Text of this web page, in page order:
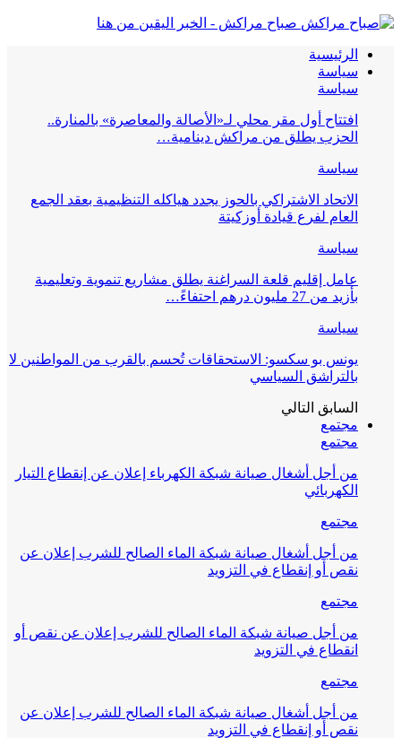
صباح مراكش - الخبر اليقين من هنا
الرئيسية
سياسة
سياسة
افتتاح أول مقر محلي لـ«الأصالة والمعاصرة» بالمنارة..
الحزب يطلق من مراكش دينامية…
سياسة
الاتحاد الاشتراكي بالحوز يجدد هياكله التنظيمية بعقد الجمع
العام لفرع قيادة أوزكيتة
سياسة
عامل إقليم قلعة السراغنة يطلق مشاريع تنموية وتعليمية
بأزيد من 27 مليون درهم احتفاءً…
سياسة
يونس بو سكسو: الاستحقاقات تُحسم بالقرب من المواطنين لا
بالتراشق السياسي
السابق التالي
مجتمع
مجتمع
من أجل أشغال صيانة شبكة الكهرباء إعلان عن إنقطاع التيار
الكهربائي
مجتمع
من أجل أشغال صيانة شبكة الماء الصالح للشرب إعلان عن
نقص أو إنقطاع في التزويد
مجتمع
من أجل صيانة شبكة الماء الصالح للشرب إعلان عن نقص أو
انقطاع في التزويد
مجتمع
من أجل أشغال صيانة شبكة الماء الصالح للشرب إعلان عن
نقص أو إنقطاع في التزويد